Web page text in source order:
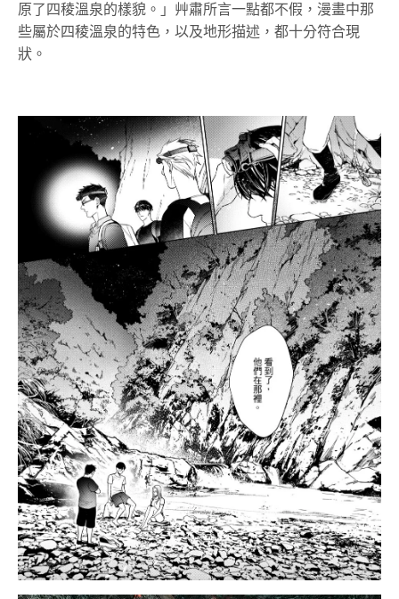
原了四稜溫泉的樣貌。」艸肅所言一點都不假，漫畫中那
些屬於四稜溫泉的特色，以及地形描述，都十分符合現
狀。